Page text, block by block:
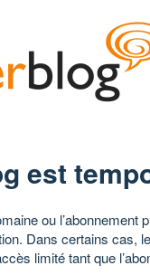
est
ou l’abonnement
Dans certains cas,
limité tant que